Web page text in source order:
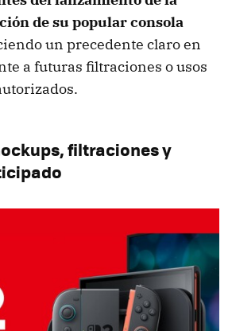
de su popular consola
un precedente claro en
a futuras filtraciones o usos
filtraciones y